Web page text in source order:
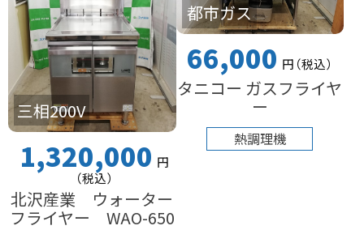
三相200V
1,320,000 円
（税込）
北沢産業 ウォーター
フライヤー WAO-650
都市ガス
66,000 円（税込）
タニコー ガスフライヤ
ー
熱調理機